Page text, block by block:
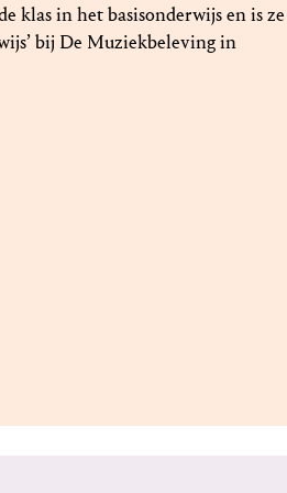
klas in het basisonderwijs en is ze
bij De Muziekbeleving in